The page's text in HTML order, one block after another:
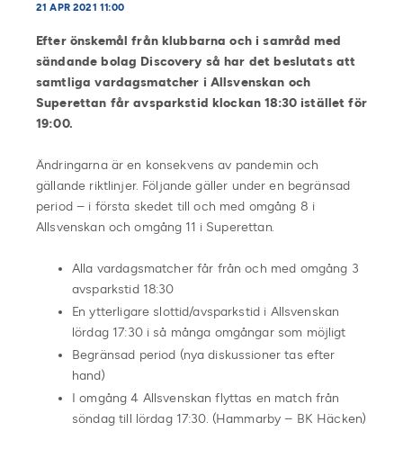
21 APR 2021 11:00
Efter önskemål från klubbarna och i samråd med
sändande bolag Discovery så har det beslutats att
samtliga vardagsmatcher i Allsvenskan och
Superettan får avsparkstid klockan 18:30 istället för
19:00.
Ändringarna är en konsekvens av pandemin och
gällande riktlinjer. Följande gäller under en begränsad
period – i första skedet till och med omgång 8 i
Allsvenskan och omgång 11 i Superettan.
Alla vardagsmatcher får från och med omgång 3
avsparkstid 18:30
En ytterligare slottid/avsparkstid i Allsvenskan
lördag 17:30 i så många omgångar som möjligt
Begränsad period (nya diskussioner tas efter
hand)
I omgång 4 Allsvenskan flyttas en match från
söndag till lördag 17:30. (Hammarby – BK Häcken)